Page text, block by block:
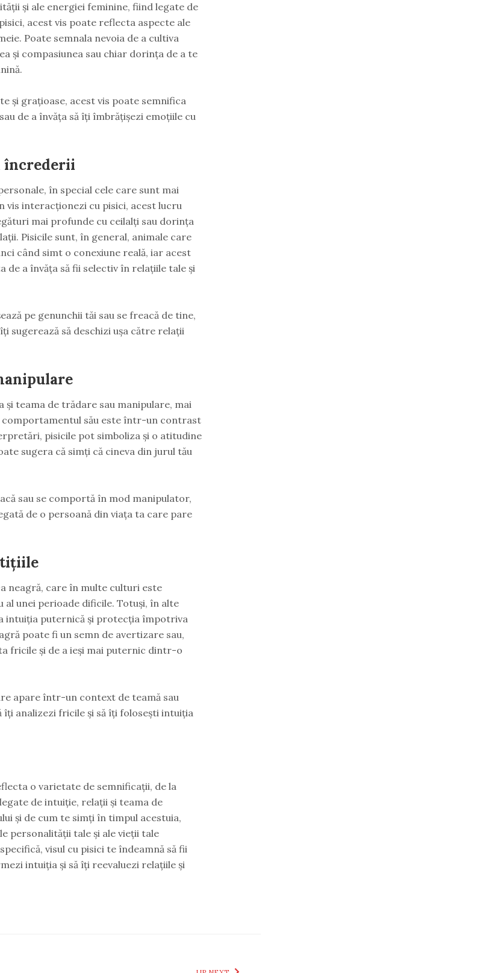
și ale energiei feminine, fiind legate de
acest vis poate reflecta aspecte ale
Poate semnala nevoia de a cultiva
și compasiunea sau chiar dorința de a te
și grațioase, acest vis poate semnifica
de a învăța să îți îmbrățișezi emoțiile cu
încrederii
în special cele care sunt mai
vis interacționezi cu pisici, acest lucru
mai profunde cu ceilalți sau dorința
Pisicile sunt, în general, animale care
când simt o conexiune reală, iar acest
a învăța să fii selectiv în relațiile tale și
pe genunchii tăi sau se freacă de tine,
sugerează să deschizi ușa către relații
teama de trădare sau manipulare, mai
comportamentul său este într-un contrast
pisicile pot simboliza și o atitudine
sugera că simți că cineva din jurul tău
sau se comportă în mod manipulator,
de o persoană din viața ta care pare
neagră, care în multe culturi este
al unei perioade dificile. Totuși, în alte
intuiția puternică și protecția împotriva
poate fi un semn de avertizare sau,
fricile și de a ieși mai puternic dintr-o
apare într-un context de teamă sau
îți analizezi fricile și să îți folosești intuiția
o varietate de semnificații, de la
de intuiție, relații și teama de
și de cum te simți în timpul acestuia,
personalității tale și ale vieții tale
visul cu pisici te îndeamnă să fii
intuiția și să îți reevaluezi relațiile și